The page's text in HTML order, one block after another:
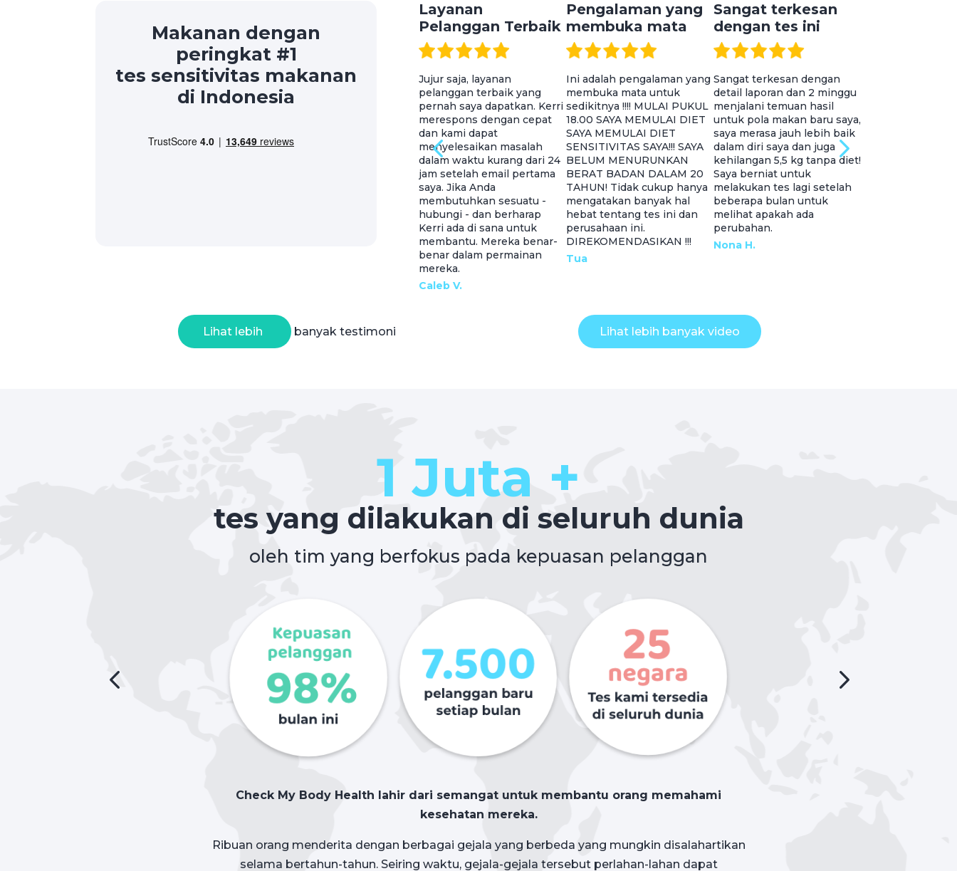
Makanan dengan
peringkat #1
tes sensitivitas makanan
di Indonesia
Layanan
Pelanggan Terbaik
Jujur saja, layanan
pelanggan terbaik yang
pernah saya dapatkan. Kerri
merespons dengan cepat
dan kami dapat
menyelesaikan masalah
dalam waktu kurang dari 24
jam setelah email pertama
saya. Jika Anda
membutuhkan sesuatu -
hubungi - dan berharap
Kerri ada di sana untuk
membantu. Mereka benar-
benar dalam permainan
mereka.
Caleb V.
Pengalaman yang
membuka mata
Ini adalah pengalaman yang
membuka mata untuk
sedikitnya !!!! MULAI PUKUL
18.00 SAYA MEMULAI DIET
SAYA MEMULAI DIET
SENSITIVITAS SAYA!!! SAYA
BELUM MENURUNKAN
BERAT BADAN DALAM 20
TAHUN! Tidak cukup hanya
mengatakan banyak hal
hebat tentang tes ini dan
perusahaan ini.
DIREKOMENDASIKAN !!!
Tua
Sangat terkesan
dengan tes ini
Sangat terkesan dengan
detail laporan dan 2 minggu
menjalani temuan hasil
untuk pola makan baru saya,
saya merasa jauh lebih baik
dalam diri saya dan juga
kehilangan 5,5 kg tanpa diet!
Saya berniat untuk
melakukan tes lagi setelah
beberapa bulan untuk
melihat apakah ada
perubahan.
Nona H.
Lihat lebih banyak testimoni Lihat lebih banyak video
1 Juta +
tes yang dilakukan di seluruh dunia
oleh tim yang berfokus pada kepuasan pelanggan
Check My Body Health lahir dari semangat untuk membantu orang memahami
kesehatan mereka.
Ribuan orang menderita dengan berbagai gejala yang berbeda yang mungkin disalahartikan
selama bertahun-tahun. Seiring waktu, gejala-gejala tersebut perlahan-lahan dapat